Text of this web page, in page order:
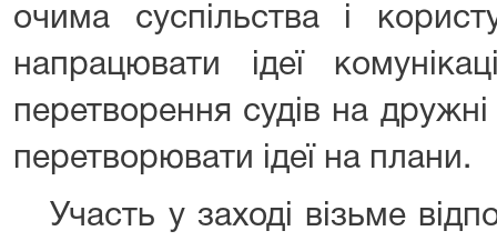
очима суспільства і
напрацювати ідеї
перетворення судів на
перетворювати ідеї на плани.
Участь у заході візьме